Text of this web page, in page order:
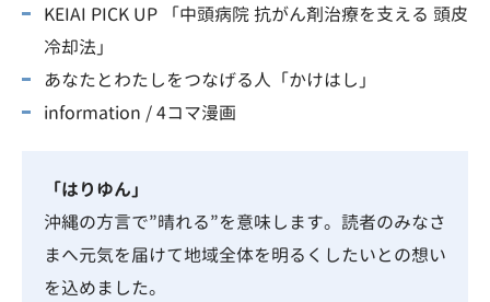
KEIAI PICK UP 「中頭病院 抗がん剤治療を支える 頭皮
冷却法」
あなたとわたしをつなげる人「かけはし」
information / 4コマ漫画
「はりゆん」
沖縄の方言で”晴れる”を意味します。読者のみなさ
まへ元気を届けて地域全体を明るくしたいとの想い
を込めました。